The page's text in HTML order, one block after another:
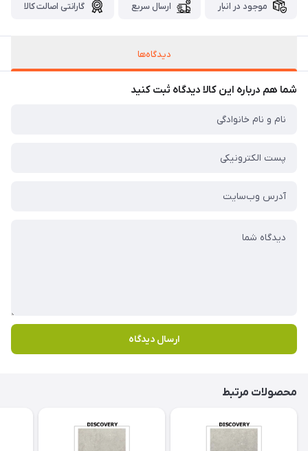
موجود در انبار ارسال سریع گارانتی اصالت کالا
دیدگاه‌ها
شما هم درباره این کالا دیدگاه ثبت کنید
ارسال دیدگاه
محصولات مرتبط